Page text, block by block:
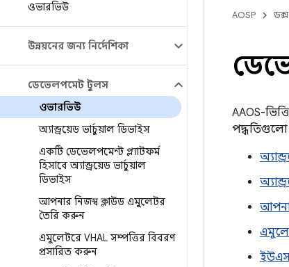
ওভারভিউ
উন্নয়নের জন্য নির্দেশিকা
ডেভেলপমেন্ট টুলস
ওভারভিউ
অ্যান্ড্রয়েড ভার্চুয়াল ডিভাইস
একটি ডেভেলপমেন্ট প্ল্যাটফর্ম
হিসাবে অ্যান্ড্রয়েড ভার্চুয়াল
ডিভাইস
আপনার নিজস্ব ক্লাউড এমুলেটর
তৈরি করুন
এমুলেটরে VHAL সম্পত্তির বিবরণ
প্রসারিত করুন
AOSP ডক্স
AAOS-
পদ্ধতিগুলো